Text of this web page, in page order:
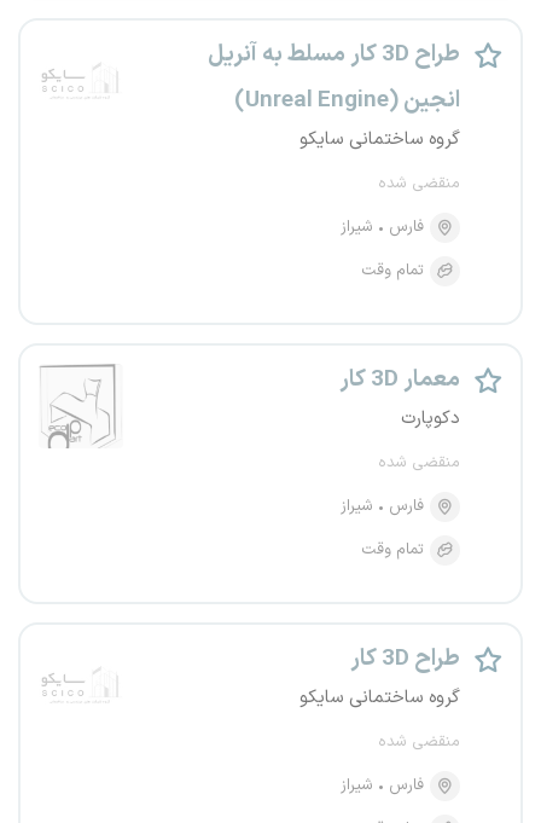
طراح 3D کار مسلط به آنریل
انجین (Unreal Engine)
گروه ساختمانی سایکو
منقضی شده
فارس
شیراز
تمام وقت
معمار 3D کار
دکوپارت
منقضی شده
فارس
شیراز
تمام وقت
طراح 3D کار
گروه ساختمانی سایکو
منقضی شده
فارس
شیراز